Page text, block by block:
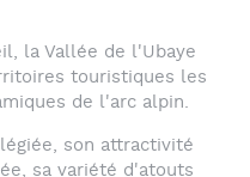
la Vallée de l'Ubaye
touristiques les
de l'arc alpin.
son attractivité
sa variété d'atouts